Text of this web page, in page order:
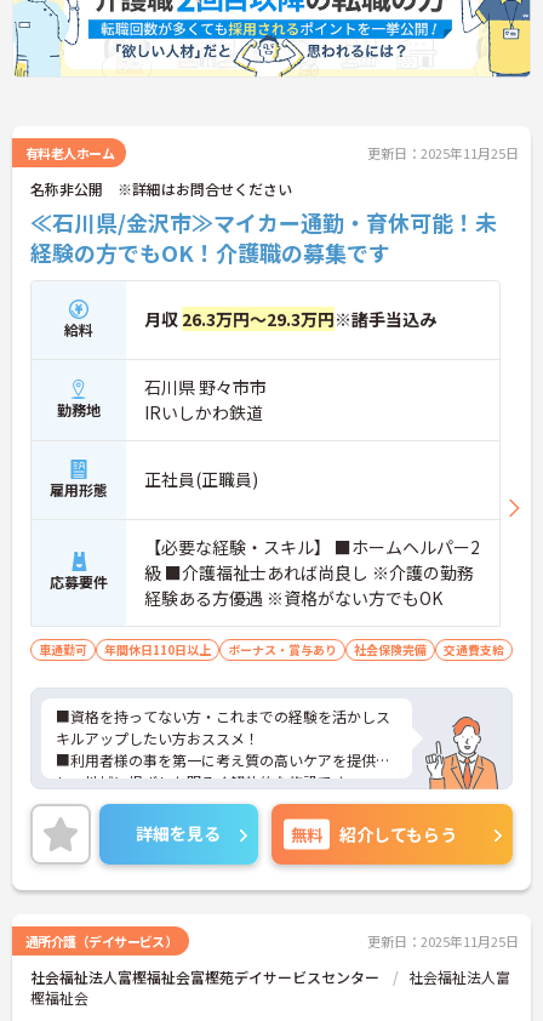
有料老人ホーム 更新日：2025年11月25日
名称非公開 ※詳細はお問合せください
≪石川県/金沢市≫マイカー通勤・育休可能！未
経験の方でもOK！介護職の募集です
給料 月収 26.3万円～29.3万円※諸手当込み
勤務地
石川県 野々市市
IRいしかわ鉄道
雇用形態 正社員(正職員)
応募要件
【必要な経験・スキル】 ■ホームヘルパー2
級 ■介護福祉士あれば尚良し ※介護の勤務
経験ある方優遇 ※資格がない方でもOK
車通勤可 年間休日110日以上 ボーナス・賞与あり 社会保険完備 交通費支給
■資格を持ってない方・これまでの経験を活かしス
キルアップしたい方おススメ！
■利用者様の事を第一に考え質の高いケアを提供
し、地域に根ざした明るく解放的な施設です。
詳細を見る 無料 紹介してもらう
通所介護（デイサービス） 更新日：2025年11月25日
社会福祉法人富樫福祉会富樫苑デイサービスセンター
社会福祉法人富
樫福祉会